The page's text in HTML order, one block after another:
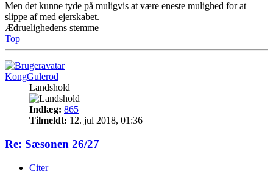
Men det kunne tyde på muligvis at være eneste mulighed for at
slippe af med ejerskabet.
Ædruelighedens stemme
Top
KongGulerod
Landshold
Indlæg: 865
Tilmeldt: 12. jul 2018, 01:36
Re: Sæsonen 26/27
Citer